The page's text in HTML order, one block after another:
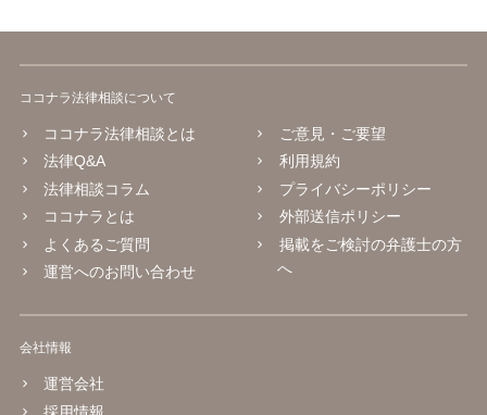
ココナラ法律相談について
ココナラ法律相談とは
法律Q&A
法律相談コラム
ココナラとは
よくあるご質問
運営へのお問い合わせ
ご意見・ご要望
利用規約
プライバシーポリシー
外部送信ポリシー
掲載をご検討の弁護士の方
へ
会社情報
運営会社
採用情報